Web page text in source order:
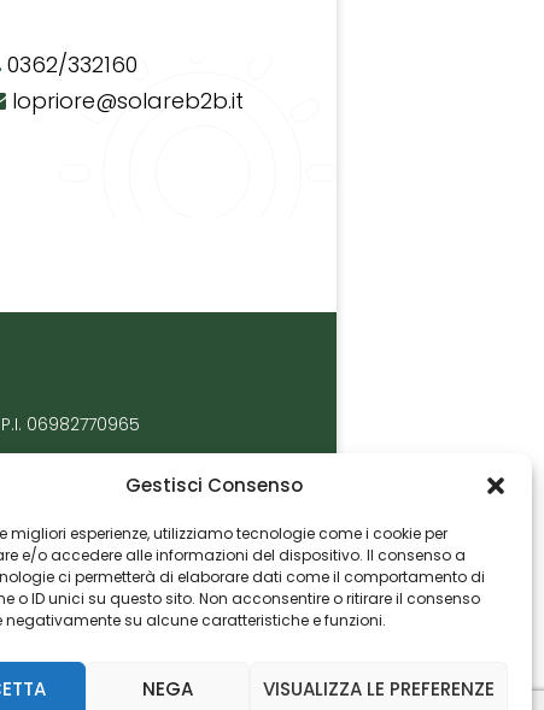
Gestisci Consenso
migliori esperienze, utilizziamo tecnologie come i cookie per
e/o accedere alle informazioni del dispositivo. Il consenso a
ci permetterà di elaborare dati come il comportamento di
o ID unici su questo sito. Non acconsentire o ritirare il consenso
negativamente su alcune caratteristiche e funzioni.
NEGA VISUALIZZA LE PREFERENZE
0362/332160
lopriore@solareb2b.it
P.I. 06982770965